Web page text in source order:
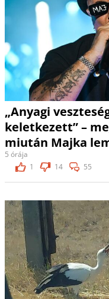
„Anyagi
keletkezett” –
miután Majka
5 órája
1
14 55